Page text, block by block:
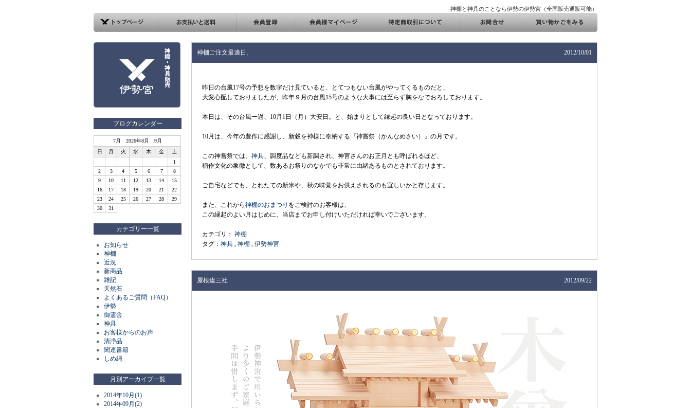
神棚と神具のことなら伊勢の伊勢宮（全国販売通販可能）
ブログカレンダー
7月 2026年8月 9月
日
月 火 水 木 金
土
1
2
3 4 5 6 7
8
9
10 11 12 13 14
15
16
17 18 19 20 21
22
23
24 25 26 27 28
29
30
31
カテゴリー一覧
お知らせ
神棚
近況
新商品
雑記
天然石
よくあるご質問（FAQ）
伊勢
御霊舎
神具
お客様からのお声
清浄品
関連書籍
しめ縄
月別アーカイブ一覧
2014年10月(1)
2014年09月(2)
神棚ご注文最適日。 2012/10/01
昨日の台風17号の予想を数字だけ見ていると、とてつもない台風がやってくるものだと、
大変心配しておりましたが、昨年９月の台風15号のような大事には至らず胸をなでおろしております。
本日は、その台風一過、10月1日（月）大安日。と、始まりとして縁起の良い日となっております。
10月は、今年の豊作に感謝し、新穀を神様に奉納する『神嘗祭（かんなめさい）』の月です。
この神嘗祭では、 神具、調度品なども新調され、神宮さんのお正月とも呼ばれるほど、
稲作文化の象徴として、数あるお祭りのなかでも非常に由緒あるものとされております。
ご自宅などでも、とれたての新米や、秋の味覚をお供えされるのも宜しいかと存じます。
また、これから神棚のおまつり をご検討のお客様は、
この縁起のよい月はじめに、当店までお申し付けいただければ幸いでございます。
カテゴリ： 神棚
タグ： 神具 , 神棚 , 伊勢神宮
屋根違三社 2012/09/22